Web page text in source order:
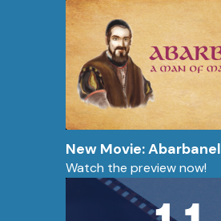
New Movie: Abarbanel
Watch the preview now!